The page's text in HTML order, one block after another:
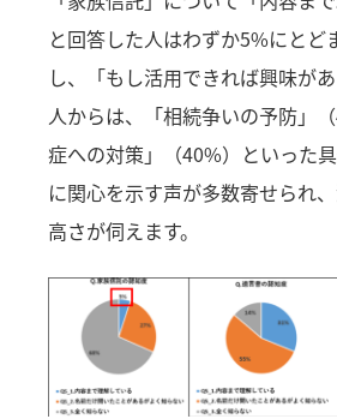
と回答した人はわずか5%にとど
し、「もし活用できれば興味が
人からは、「相続争いの予防」
症への対策」（40%）といった
に関心を示す声が多数寄せられ
高さが伺えます。